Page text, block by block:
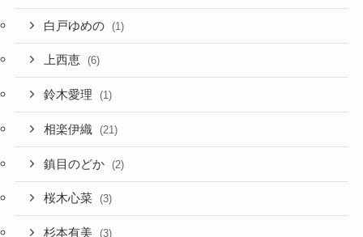
白戸ゆめの (1)
上西恵 (6)
鈴木愛理 (1)
相楽伊織 (21)
鎮目のどか (2)
桜木心菜 (3)
杉本有美 (3)